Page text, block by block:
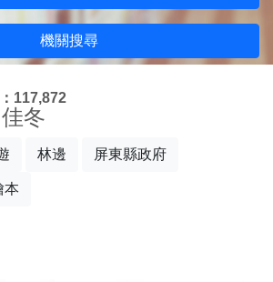
機關搜尋
117,872
冬
林邊 屏東縣政府
本